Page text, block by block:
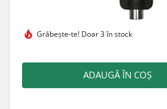
Grăbește-te! Doar 3 în stock
ADAUGĂ ÎN COȘ